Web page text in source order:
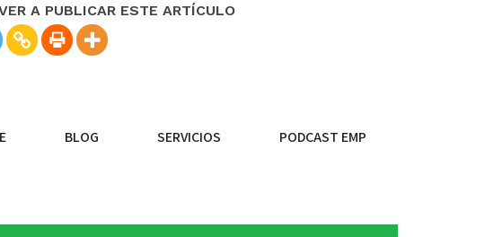
A PUBLICAR ESTE ARTÍCULO
BLOG SERVICIOS PODCAST EMP